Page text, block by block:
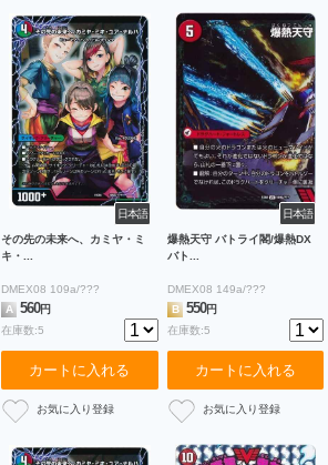
日本語
その先の未来へ、カミヤ・ミ
キ・...
DMEX08 109a/???
A
560円
在庫数:5
カートに入れる
日本語
爆熱天守 バトライ閣/爆熱DX
バト...
DMEX08 149a/???
B 550円
在庫数:5
カートに入れる